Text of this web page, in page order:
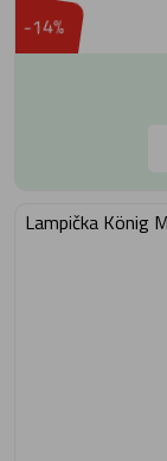
-14%
Lampička König